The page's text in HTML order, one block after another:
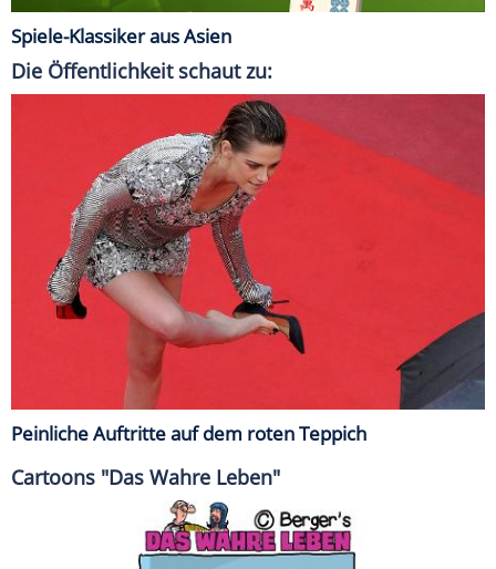
Spiele-Klassiker aus Asien
Die Öffentlichkeit schaut zu:
Peinliche Auftritte auf dem roten Teppich
Cartoons "Das Wahre Leben"